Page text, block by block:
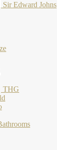
Sir Edward Johns
THG